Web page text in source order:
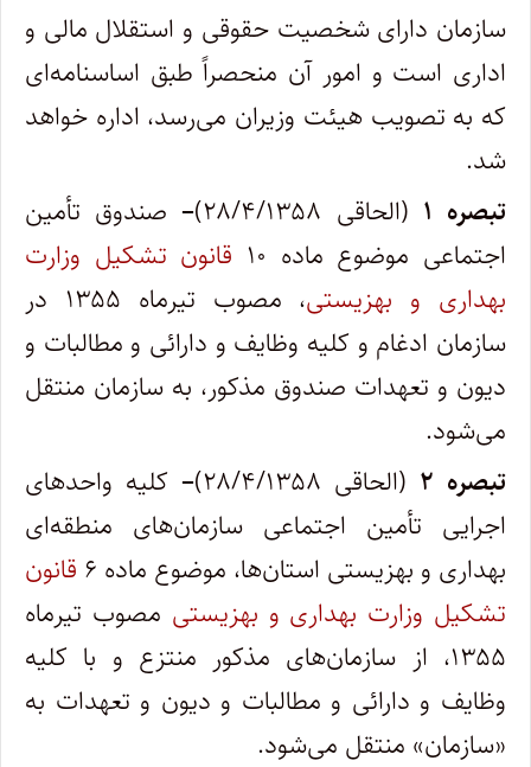
سازمان دارای شخصیت حقوقی و استقلال مالی و
اداری است و امور آن منحصراً طبق اساسنامه‌ای
که به تصویب هیئت وزیران می‌رسد، اداره خواهد
شد.
تبصره ۱
(الحاقی ۲۸/۴/۱۳۵۸) –صندوق تأمین
اجتماعی موضوع ماده ۱۰
قانون تشکیل وزارت
بهداری و بهزیستی
، مصوب تیرماه ۱۳۵۵ در
سازمان ادغام و کلیه وظایف و دارائی و مطالبات و
دیون و تعهدات صندوق مذکور، به سازمان منتقل
می‌شود.
تبصره ۲
(الحاقی ۲۸/۴/۱۳۵۸) – کلیه واحدهای
اجرایی تأمین اجتماعی سازمان‌های منطقه‌ای
بهداری و بهزیستی استان‌ها، موضوع ماده ۶
قانون
تشکیل وزارت بهداری و بهزیستی مصوب تیرماه
۱۳۵۵، از سازمان‌های مذکور منتزع و با کلیه
وظایف و دارائی و مطالبات و دیون و تعهدات به
«سازمان» منتقل می‌شود.